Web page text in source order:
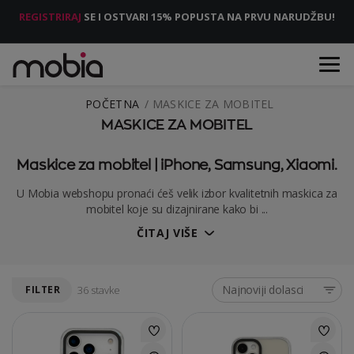
REGISTRIRAJ SE I OSTVARI 15% POPUSTA NA PRVU NARUDŽBU!
POČETNA MASKICE ZA MOBITEL
MASKICE ZA MOBITEL
Maskice za mobitel | iPhone, Samsung, Xiaomi.
U Mobia webshopu pronaći ćeš velik izbor kvalitetnih maskica za
mobitel koje su dizajnirane kako bi ...
ČITAJ VIŠE
FILTER 36 stavke Najnoviji dolasci